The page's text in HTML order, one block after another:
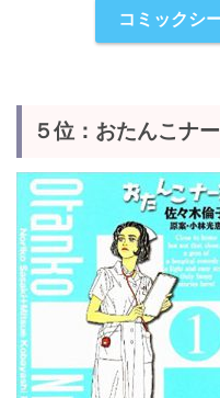
コミックシ
５位：おたんこナ